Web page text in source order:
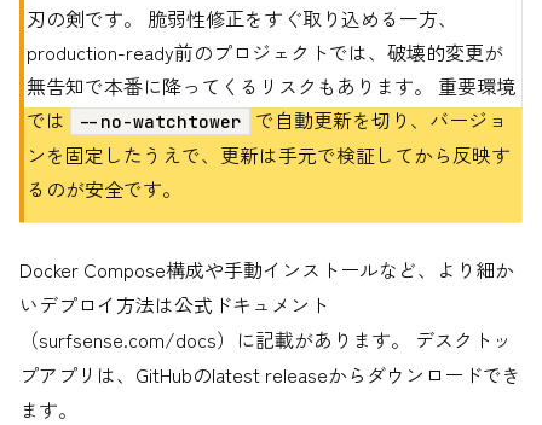
刃の剣です。 脆弱性修正をすぐ取り込める一方、
production-ready前のプロジェクトでは、破壊的変更が
無告知で本番に降ってくるリスクもあります。 重要環境
では
--no-watchtower
で自動更新を切り、バージョ
ンを固定したうえで、更新は手元で検証してから反映す
るのが安全です。
Docker Compose構成や手動インストールなど、より細か
いデプロイ方法は公式ドキュメント
（surfsense.com/docs）に記載があります。 デスクトッ
プアプリは、GitHubのlatest releaseからダウンロードでき
ます。